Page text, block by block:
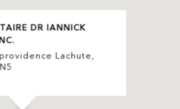
DR IANNICK
Lachute,